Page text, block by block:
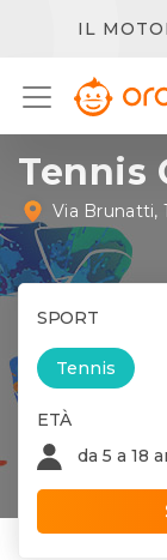
IL
Tennis
Via Brunatti,
SPORT
Tennis
ETÀ
da 5 a 18